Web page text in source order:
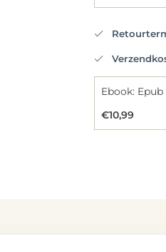
Ebook: Epub
€10,99